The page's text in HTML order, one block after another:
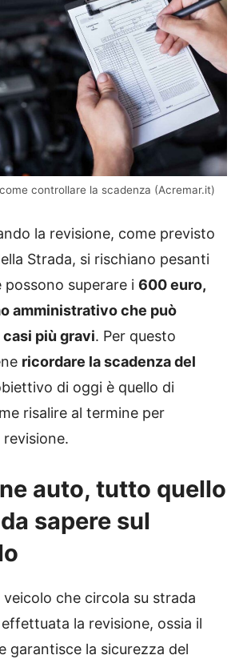
controllare la scadenza (Acremar.it)
la revisione, come previsto
Strada, si rischiano pesanti
possono superare i 600 euro,
amministrativo che può
più gravi. Per questo
ricordare la scadenza del
di oggi è quello di
risalire al termine per
auto, tutto quello
da sapere sul
veicolo che circola su strada
la revisione, ossia il
garantisce la sicurezza del